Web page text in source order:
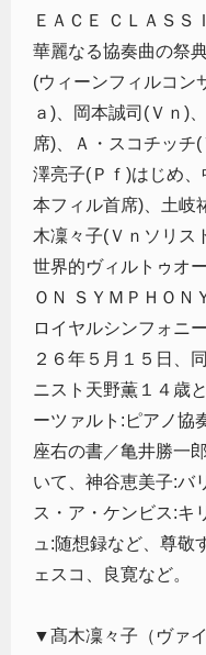
ＥＡＣＥ ＣＬＡＳＳ
華麗なる協奏曲の祭
(ウィーンフィルコン
ａ)、岡本誠司(Ｖｎ)
席)、Ａ・スコチッチ
澤亮子(Ｐｆ)はじめ
本フィル首席)、土岐
木凜々子(Ｖｎソリス
世界的ヴィルトゥオ
ＯＮ ＳＹＭＰＨＯＮ
ロイヤルシンフォニ
２６年５月１５日、
ニスト天野薫１４歳
ーツァルト:ピアノ協
座右の書／亀井勝一
いて、神谷恵美子:バ
ス・ア・ケンビス:キ
ュ:随想録など、尊敬
ェスコ、良寛など。
▼髙木凜々子（ヴァイ